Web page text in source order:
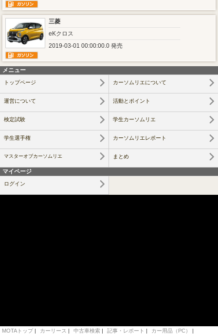
三菱
eKクロス
2019-03-01 00:00:00.0 発売
メニュー
トップページ カーソムリエについて
運営について 活動とポイント
検定試験 学生カーソムリエ
学生選手権 カーソムリエレポート
マスターオブカーソムリエ まとめ
マイページ
ログイン
MOTAトップ | カーリース | 中古車検索 | 記事・レポート | カー用品（PC） |